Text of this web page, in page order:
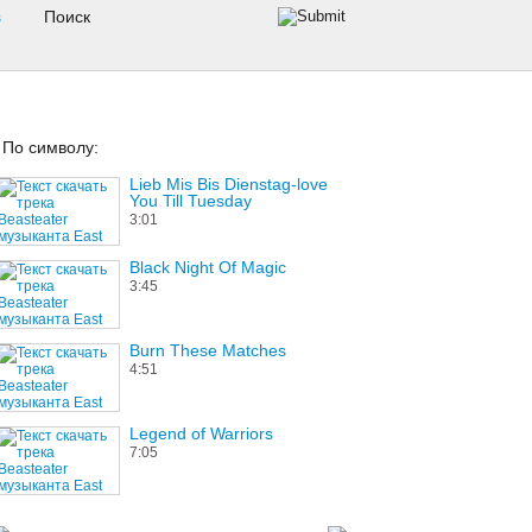
По символу:
Lieb Mis Bis Dienstag-love
You Till Tuesday
3:01
Black Night Of Magic
3:45
Burn These Matches
4:51
Legend of Warriors
7:05